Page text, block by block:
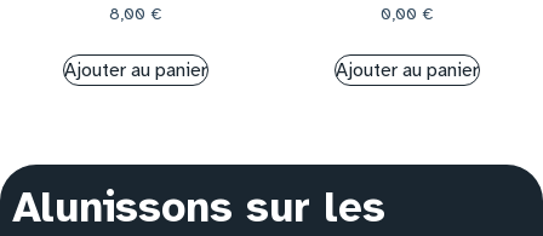
8,00 €
Ajouter au panier
0,00 €
Ajouter au panier
Alunissons sur les